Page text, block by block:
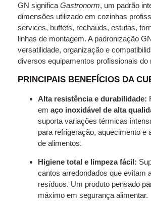
GN significa Gastronorm, um padrão
dimensões utilizado em cozinhas
services, buffets, rechauds, estufas,
linhas de montagem. A padronização
versatilidade, organização e
diversos equipamentos profissionais do
PRINCIPAIS BENEFÍCIOS DA
Alta resistência e durabilidade:
em aço inoxidável de alta
suporta variações térmicas
para refrigeração, aquecimento e
de alimentos.
Higiene total e limpeza fácil:
cantos arredondados que evitam
resíduos. Um produto pensado
máximo em segurança alimentar.